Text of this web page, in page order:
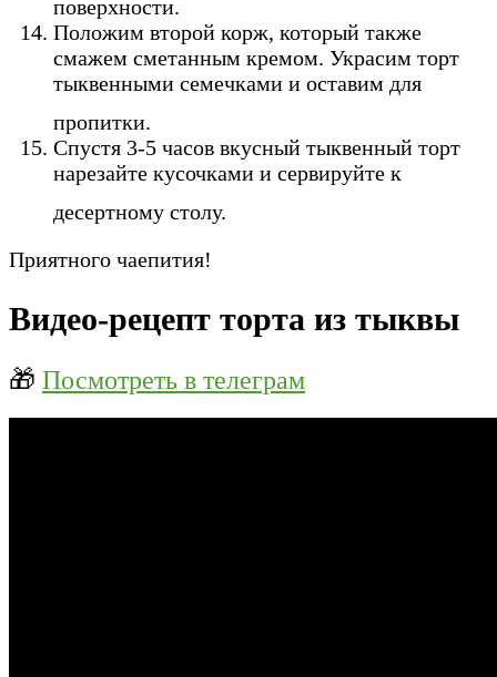
поверхности.
Положим второй корж, который также
смажем сметанным кремом. Украсим торт
тыквенными семечками и оставим для
пропитки.
Спустя 3-5 часов вкусный тыквенный торт
нарезайте кусочками и сервируйте к
десертному столу.
Приятного чаепития!
Видео-рецепт торта из тыквы
🎁 Посмотреть в телеграм